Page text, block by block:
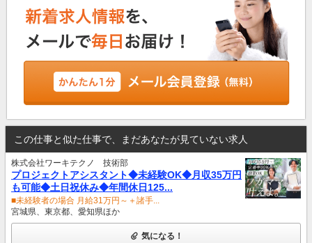
この仕事と似た仕事で、まだあなたが見ていない求人
株式会社ワーキテクノ 技術部
プロジェクトアシスタント◆未経験OK◆月収35万円
も可能◆土日祝休み◆年間休日125...
■未経験者の場合 月給31万円～＋諸手...
宮城県、東京都、愛知県ほか
気になる！